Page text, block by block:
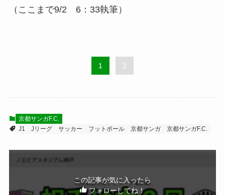
（ここまで9/2 6：33執筆）
1 2
京都サンガF.C.
J1
Jリーグ サッカー フットボール 京都サンガ 京都サンガF.C.
この記事が気に入ったら
フォローしてね！